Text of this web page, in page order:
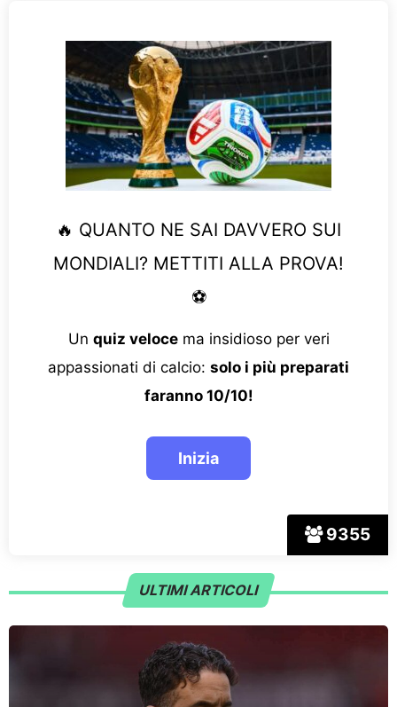
9355
🔥 QUANTO NE SAI DAVVERO SUI
MONDIALI? METTITI ALLA PROVA!
⚽
Un quiz velocema insidioso per veri
appassionati di calcio: solo i più preparati
faranno 10/10!
ULTIMI ARTICOLI